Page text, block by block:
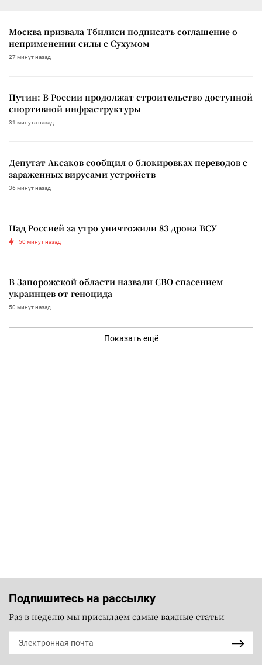
Москва призвала Тбилиси подписать соглашение о
неприменении силы с Сухумом
27 минут назад
Путин: В России продолжат строительство доступной
спортивной инфраструктуры
31 минута назад
Депутат Аксаков сообщил о блокировках переводов с
зараженных вирусами устройств
36 минут назад
Над Россией за утро уничтожили 83 дрона ВСУ
50 минут назад
В Запорожской области назвали СВО спасением
украинцев от геноцида
50 минут назад
Показать ещё
Подпишитесь на рассылку
Раз в неделю мы присылаем самые важные статьи